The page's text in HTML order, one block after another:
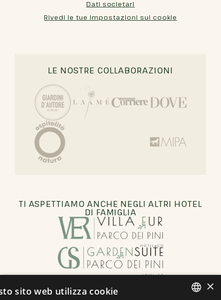
Dati societari
Rivedi le tue impostazioni sui cookie
LE NOSTRE COLLABORAZIONI
TI ASPETTIAMO ANCHE NEGLI ALTRI HOTEL
DI FAMIGLIA
×
sito web utilizza cookie